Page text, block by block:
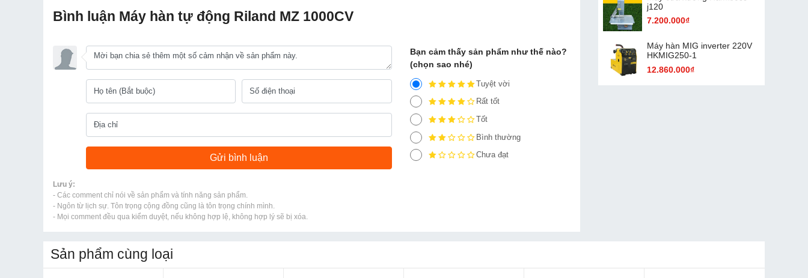
Bình luận Máy hàn tự động Riland MZ 1000CV
Bạn cảm thấy sản phẩm như thế nào?
(chọn sao nhé)
Tuyệt vời
Rất tốt
Tốt
Bình thường
Chưa đạt
Lưu ý:
- Các comment chỉ nói về sản phẩm và tính năng sản phẩm.
- Ngôn từ lịch sự. Tôn trọng cộng đồng cũng là tôn trọng chính mình.
- Mọi comment đều qua kiểm duyệt, nếu không hợp lệ, không hợp lý sẽ bị xóa.
j120
7.200.000₫
Máy hàn MIG inverter 220V
HKMIG250-1
12.860.000₫
Sản phẩm cùng loại